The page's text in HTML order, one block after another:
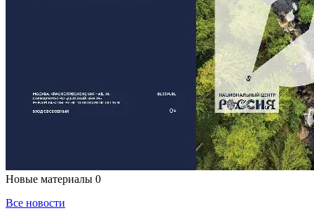
Новые материалы 0
Все новости